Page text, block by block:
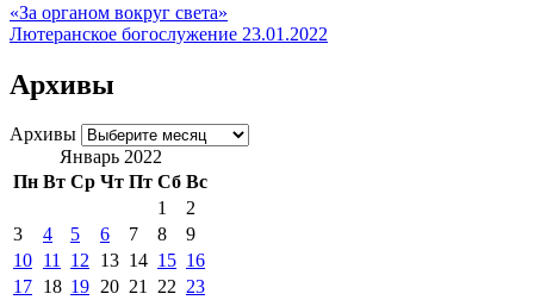
«За органом вокруг света»
Лютеранское богослужение 23.01.2022
Архивы
Архивы
Январь 2022
Пн Вт Ср Чт Пт Сб Вс
1
2
3
4 5 6 7 8
9
10 11 12 13 14 15 16
17 18 19 20 21 22 23